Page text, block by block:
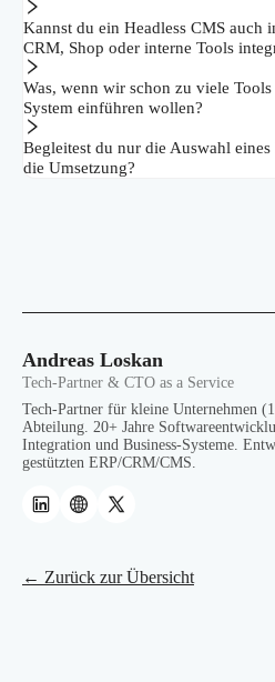
Kannst du ein Headless CMS auch
CRM, Shop oder interne Tools
Was, wenn wir schon zu viele
System einführen wollen?
Begleitest du nur die Auswahl
die Umsetzung?
Andreas Loskan
Tech-Partner & CTO as a Service
Tech-Partner für kleine Unternehmen
Abteilung. 20+ Jahre
Integration und Business-Systeme.
gestützten ERP/CRM/CMS.
← Zurück zur Übersicht